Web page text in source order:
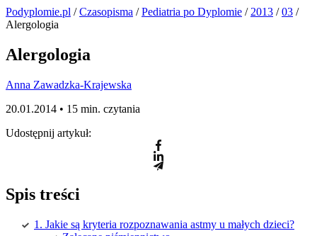
Podyplomie.pl /Czasopisma /Pediatria po Dyplomie / 2013 /03 /
Alergologia
Alergologia
Anna Zawadzka-Krajewska
20.01.2014 • 15 min. czytania
Udostępnij artykuł:
Spis treści
1. Jakie są kryteria rozpoznawania astmy u małych dzieci?